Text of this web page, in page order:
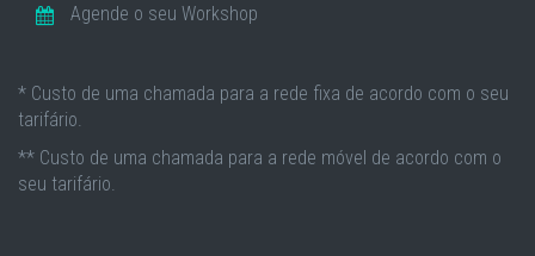
Agende o seu Workshop
* Custo de uma chamada para a rede fixa de acordo com o seu
tarifário.
** Custo de uma chamada para a rede móvel de acordo com o
seu tarifário.